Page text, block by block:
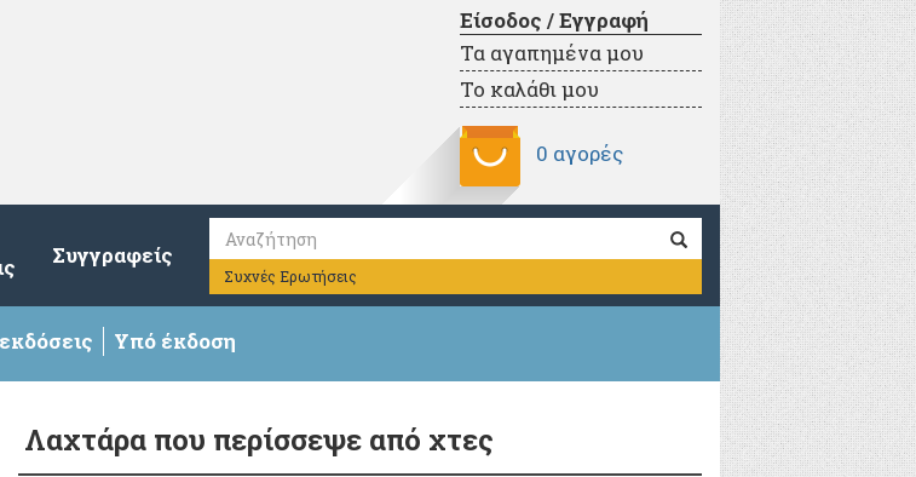
Είσοδος / Εγγραφή
Τα αγαπημένα μου
Το καλάθι μου
0 αγορές
Συγγραφείς
Συχνές Ερωτήσεις
Υπό έκδοση
Λαχτάρα που περίσσεψε από χτες